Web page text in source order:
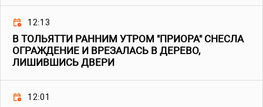
12:13
В ТОЛЬЯТТИ РАННИМ УТРОМ "ПРИОРА" СНЕСЛА
ОГРАЖДЕНИЕ И ВРЕЗАЛАСЬ В ДЕРЕВО,
ЛИШИВШИСЬ ДВЕРИ
12:01